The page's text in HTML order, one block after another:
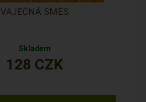
VAJEČNÁ SMĚS
Skladem
128 CZK